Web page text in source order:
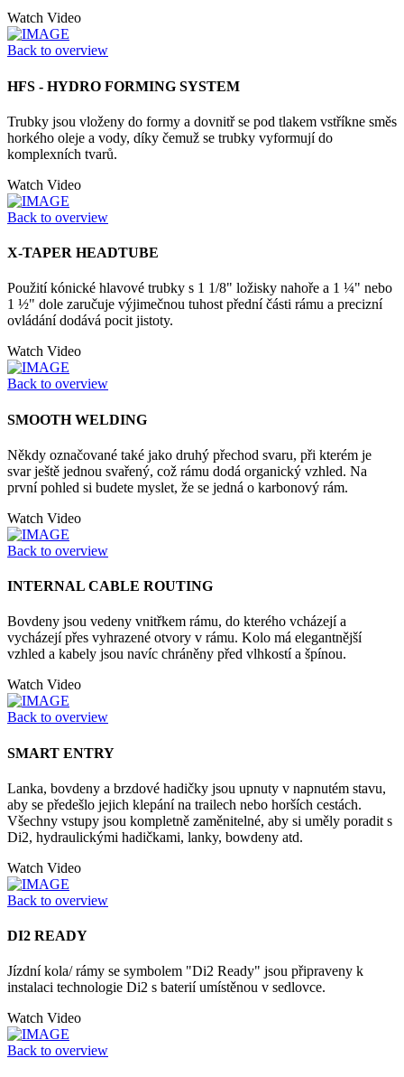
Watch Video
Back to overview
HFS - HYDRO FORMING SYSTEM
Trubky jsou vloženy do formy a dovnitř se pod tlakem vstříkne směs
horkého oleje a vody, díky čemuž se trubky vyformují do
komplexních tvarů.
Watch Video
Back to overview
X-TAPER HEADTUBE
Použití kónické hlavové trubky s 1 1/8" ložisky nahoře a 1 ¼" nebo
1 ½" dole zaručuje výjimečnou tuhost přední části rámu a precizní
ovládání dodává pocit jistoty.
Watch Video
Back to overview
SMOOTH WELDING
Někdy označované také jako druhý přechod svaru, při kterém je
svar ještě jednou svařený, což rámu dodá organický vzhled. Na
první pohled si budete myslet, že se jedná o karbonový rám.
Watch Video
Back to overview
INTERNAL CABLE ROUTING
Bovdeny jsou vedeny vnitřkem rámu, do kterého vcházejí a
vycházejí přes vyhrazené otvory v rámu. Kolo má elegantnější
vzhled a kabely jsou navíc chráněny před vlhkostí a špínou.
Watch Video
Back to overview
SMART ENTRY
Lanka, bovdeny a brzdové hadičky jsou upnuty v napnutém stavu,
aby se předešlo jejich klepání na trailech nebo horších cestách.
Všechny vstupy jsou kompletně zaměnitelné, aby si uměly poradit s
Di2, hydraulickými hadičkami, lanky, bowdeny atd.
Watch Video
Back to overview
DI2 READY
Jízdní kola/ rámy se symbolem "Di2 Ready" jsou připraveny k
instalaci technologie Di2 s baterií umístěnou v sedlovce.
Watch Video
Back to overview